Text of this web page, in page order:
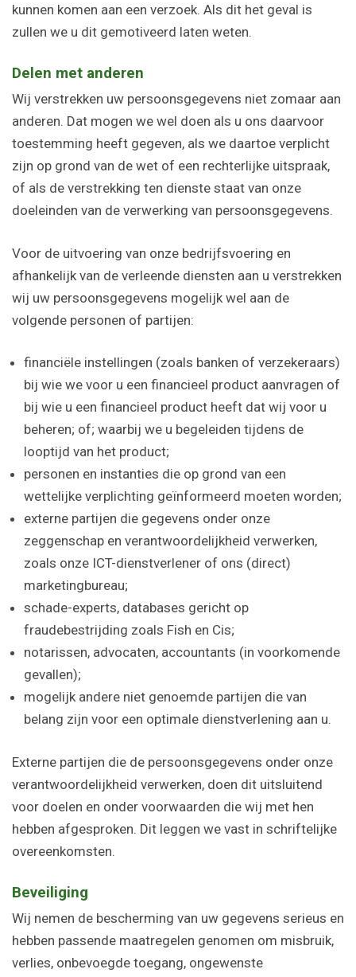
kunnen komen aan een verzoek. Als dit het geval is
zullen we u dit gemotiveerd laten weten.
Delen met anderen
Wij verstrekken uw persoonsgegevens niet zomaar aan
anderen. Dat mogen we wel doen als u ons daarvoor
toestemming heeft gegeven, als we daartoe verplicht
zijn op grond van de wet of een rechterlijke uitspraak,
of als de verstrekking ten dienste staat van onze
doeleinden van de verwerking van persoonsgegevens.
Voor de uitvoering van onze bedrijfsvoering en
afhankelijk van de verleende diensten aan u verstrekken
wij uw persoonsgegevens mogelijk wel aan de
volgende personen of partijen:
financiële instellingen (zoals banken of verzekeraars)
bij wie we voor u een financieel product aanvragen of
bij wie u een financieel product heeft dat wij voor u
beheren; of; waarbij we u begeleiden tijdens de
looptijd van het product;
personen en instanties die op grond van een
wettelijke verplichting geïnformeerd moeten worden;
externe partijen die gegevens onder onze
zeggenschap en verantwoordelijkheid verwerken,
zoals onze ICT-­dienstverlener of ons (direct)
marketingbureau;
schade-experts, databases gericht op
fraudebestrijding zoals Fish en Cis;
notarissen, advocaten, accountants (in voorkomende
gevallen);
mogelijk andere niet genoemde partijen die van
belang zijn voor een optimale dienstverlening aan u.
Externe partijen die de persoonsgegevens onder onze
verantwoordelijkheid verwerken, doen dit uitsluitend
voor doelen en onder voorwaarden die wij met hen
hebben afgesproken. Dit leggen we vast in schriftelijke
overeenkomsten.
Beveiliging
Wij nemen de bescherming van uw gegevens serieus en
hebben passende maatregelen genomen om misbruik,
verlies, onbevoegde toegang, ongewenste